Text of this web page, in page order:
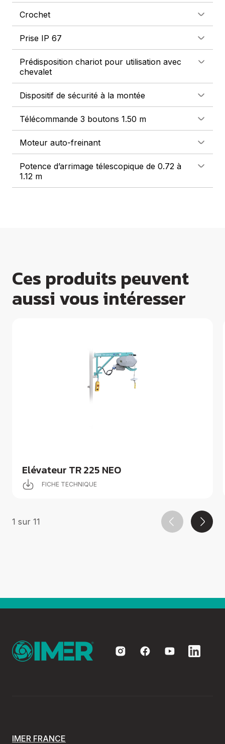
Crochet
Prise IP 67
Prédisposition chariot pour utilisation avec
chevalet
Dispositif de sécurité à la montée
Télécommande 3 boutons 1.50 m
Moteur auto-freinant
Potence d’arrimage télescopique de 0.72 à
1.12 m
Ces produits peuvent
aussi vous intéresser
Elévateur TR 225 NEO
FICHE TECHNIQUE
1 sur 11
IMER FRANCE